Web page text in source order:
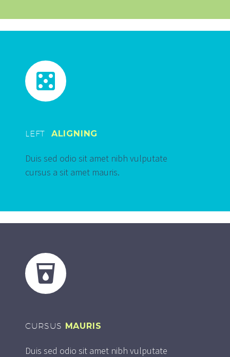


LEFT ALIGNING
Duis sed odio sit amet nibh vulputate
cursus a sit amet mauris.


CURSUS MAURIS
Duis sed odio sit amet nibh vulputate